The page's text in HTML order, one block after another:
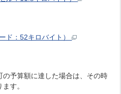
ド：52キロバイト）
の予算額に達した場合は、その時
す。